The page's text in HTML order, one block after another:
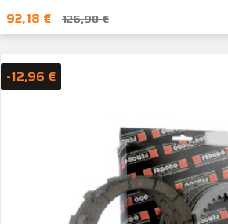
92,18 €
126,90 €
-12,96 €